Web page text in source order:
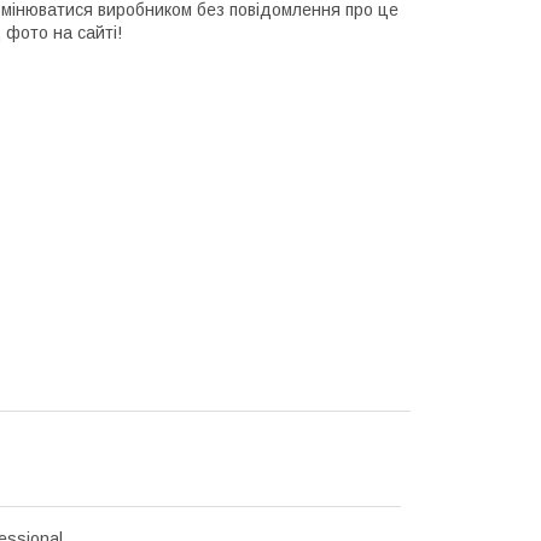
виробником без повідомлення про це
на сайті!